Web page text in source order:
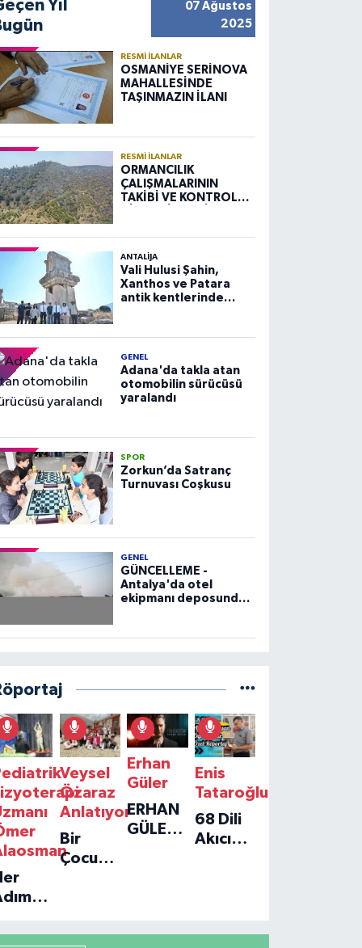
Yıl
07 Ağustos
2025
RESMI İLANLAR
OSMANİYE SERİNOVA
MAHALLESİNDE
TAŞINMAZIN İLANI
RESMI İLANLAR
ORMANCILIK
ÇALIŞMALARININ
TAKİBİ VE KONTROLÜ
ANTALIJA
Vali Hulusi Şahin,
Xanthos ve Patara
antik kentlerinde
GENEL
Adana'da takla atan
otomobilin sürücüsü
yaralandı
SPOR
Zorkun’da Satranç
Turnuvası Coşkusu
GENEL
GÜNCELLEME -
Antalya'da otel
ekipmanı deposunda
Veysel
Özaraz
Anlatıyor
Bir
Çocuğun
Yolculuğu
Erhan
Güler
ERHAN
GÜLER'IN
Enis
Tataroğlu
68 Dili
Akıcı